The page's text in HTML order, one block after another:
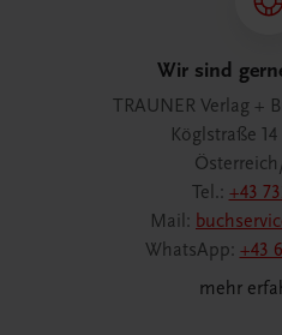
Wir sind
TRAUNER Verlag +
Köglstraße
Tel.: +43
Mail:
WhatsApp: +43
mehr